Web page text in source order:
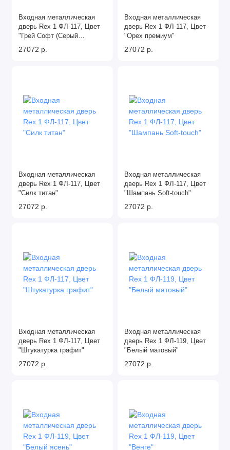
Входная металлическая
дверь Rex 1 ФЛ-117, Цвет
"Грей Софт (Серый
светлый)"
27072 р.
Входная металлическая
дверь Rex 1 ФЛ-117, Цвет
"Орех премиум"
27072 р.
Входная металлическая
дверь Rex 1 ФЛ-117, Цвет
"Силк титан"
27072 р.
Входная металлическая
дверь Rex 1 ФЛ-117, Цвет
"Шампань Soft-touch"
27072 р.
Входная металлическая
дверь Rex 1 ФЛ-117, Цвет
"Штукатурка графит"
27072 р.
Входная металлическая
дверь Rex 1 ФЛ-119, Цвет
"Белый матовый"
27072 р.